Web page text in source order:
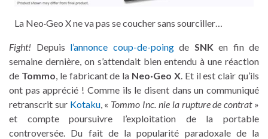
La Neo·Geo X ne va pas se coucher sans sourciller…
Fight! Depuis l’annonce coup-de-poingde SNK en fin de
semaine dernière, on s’attendait bien entendu à une réaction
de Tommo , le fabricant de la Neo·Geo X. Et il est clair qu’ils
ont pas apprécié ! Comme ils le disent dans un communiqué
retranscrit sur Kotaku, « Tommo Inc. nie la rupture de contrat»
et compte poursuivre l’exploitation de la portable
controversée. Du fait de la popularité paradoxale de la